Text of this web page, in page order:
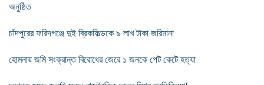
অনুষ্ঠিত
চাঁদপুরের ফরিদগঞ্জে দুই ব্রিকফিল্ডকে ৯ লাখ টাকা জরিমানা
হোমনায় জমি সংক্রান্ত বিরোধের জেরে ১ জনকে পেট কেটে হত্যা